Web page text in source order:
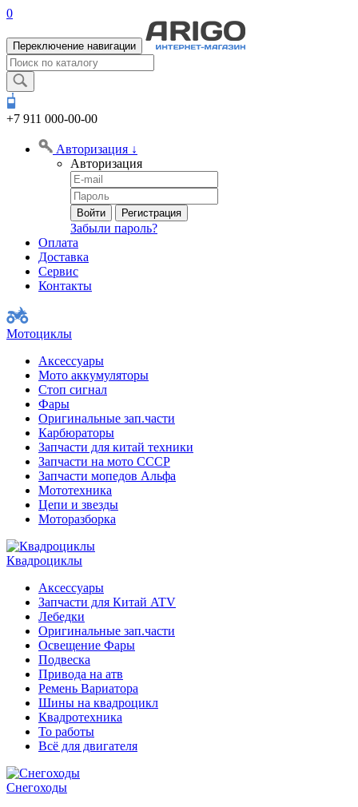
0
Переключение навигации
+7 911 000-00-00
Авторизация ↓
Авторизация
Войти Регистрация
Забыли пароль?
Оплата
Доставка
Сервис
Контакты
Мотоциклы
Аксессуары
Мото аккумуляторы
Стоп сигнал
Фары
Оригинальные зап.части
Карбюраторы
Запчасти для китай техники
Запчасти на мото СССР
Запчасти мопедов Альфа
Мототехника
Цепи и звезды
Моторазборка
Квадроциклы
Аксессуары
Запчасти для Китай ATV
Лебедки
Оригинальные зап.части
Освещение Фары
Подвеска
Привода на атв
Ремень Вариатора
Шины на квадроцикл
Квадротехника
То работы
Всё для двигателя
Снегоходы